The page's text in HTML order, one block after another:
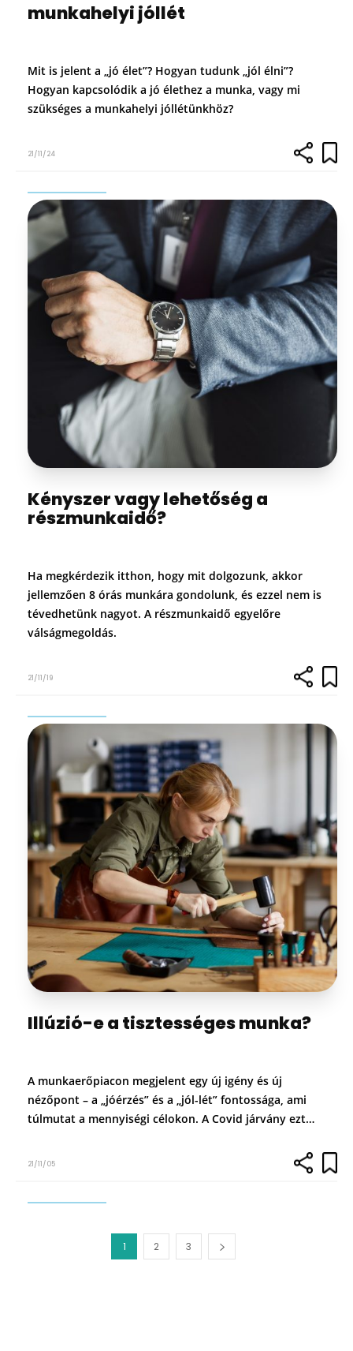
munkahelyi jóllét
Mit is jelent a „jó élet”? Hogyan tudunk „jól élni”?
Hogyan kapcsolódik a jó élethez a munka, vagy mi
szükséges a munkahelyi jóllétünkhöz?
21/11/24
Kényszer vagy lehetőség a
részmunkaidő?
Ha megkérdezik itthon, hogy mit dolgozunk, akkor
jellemzően 8 órás munkára gondolunk, és ezzel nem is
tévedhetünk nagyot. A részmunkaidő egyelőre
válságmegoldás.
21/11/19
Illúzió-e a tisztességes munka?
A munkaerőpiacon megjelent egy új igény és új
nézőpont – a „jóérzés” és a „jól-lét” fontossága, ami
túlmutat a mennyiségi célokon. A Covid járvány ezt…
21/11/05
1 2 3